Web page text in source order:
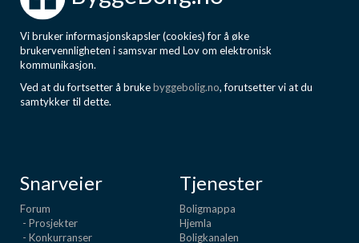
Vi bruker informasjonskapsler (cookies) for å øke
brukervennligheten i samsvar med Lov om elektronisk
kommunikasjon.
Ved at du fortsetter å brukebyggebolig.no, forutsetter vi at du
samtykker til dette.
Snarveier
Forum
- Prosjekter
- Konkurranser
Tjenester
Boligmappa
Hjemla
Boligkanalen